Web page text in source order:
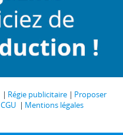
Régie publicitaire
Proposer
CGU
Mentions légales